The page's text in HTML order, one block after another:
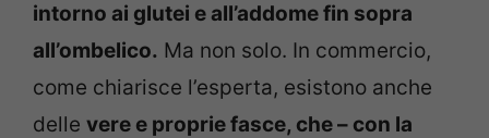
intorno ai glutei e all’addome fin sopra
all’ombelico. Ma non solo. In commercio,
come chiarisce l’esperta, esistono anche
delle vere e proprie fasce, che – con la